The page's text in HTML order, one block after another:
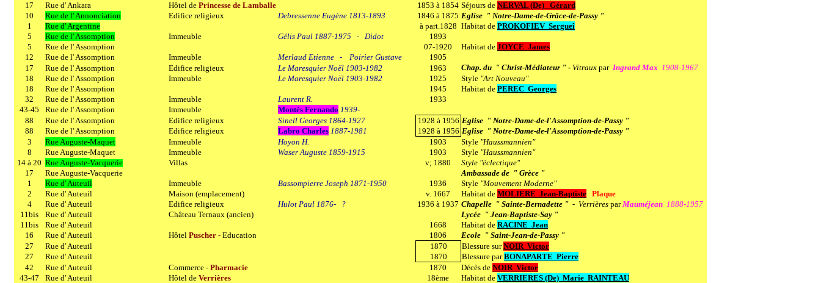
17
Rue d' Ankara Hôtel de Princesse de Lamballe 1853 à 1854 Séjours de NERVAL (De) Gérard
10
Rue de l' Annonciation Edifice religieux Debressenne Eugène 1813-1893 1846 à 1875 Eglise " Notre-Dame-de-Grâce-de-Passy "
1
Rue d' Argentine à part.1828 Habitat de PROKOFIEV Sergueî
5
Rue de l' Assomption Immeuble Gélis Paul 1887-1975 - Didot
1893
5
Rue de l' Assomption 07-1920 Habitat de JOYCE James
12
Rue de l' Assomption Immeuble Merlaud Etienne - Poirier Gustave
1905
17
Rue de l' Assomption Edifice religieux Le Maresquier Noël 1903-1982 1963 Chap. du " Christ-Médiateur " - Vitraux par Ingrand Max 1908-1967
18
Rue de l' Assomption Immeuble Le Maresquier Noël 1903-1982 1925 Style "Art Nouveau"
18
Rue de l' Assomption 1945 Habitat de PEREC Georges
32
Rue de l' Assomption Immeuble Laurent R.
1933
43-45
Rue de l' Assomption Immeuble Montès Fernando 1939-
88
Rue de l' Assomption Edifice religieux Sinell Georges 1864-1927 1928 à 1956 Eglise " Notre-Dame-de-l'Assomption-de-Passy "
88
Rue de l' Assomption Edifice religieux Labro Charles 1887-1981 1928 à 1956 Eglise " Notre-Dame-de-l'Assomption-de-Passy "
3
Rue Auguste-Maquet Immeuble Hoyon H. 1903 Style "Haussmannien"
8
Rue Auguste-Maquet Immeuble Waser Auguste 1859-1915 1903 Style "Haussmannien"
14 à 20 Rue Auguste-Vacquerie Villas v; 1880
Style "éclectique"
17
Rue Auguste-Vacquerie
Ambassade de " Grèce "
1
Rue d' Auteuil Immeuble Bassompierre Joseph 1871-1950 1936 Style "Mouvement Moderne"
2
Rue d' Auteuil Maison (emplacement) v. 1667 Habitat de MOLIERE Jean-Baptiste Plaque
4
Rue d' Auteuil Edifice religieux Hulot Paul 1876- ? 1936 à 1937 Chapelle " Sainte-Bernadette " - Verrières parMauméjean 1888-1957
11bis
Rue d' Auteuil Château Ternaux (ancien)
Lycée " Jean-Baptiste-Say "
11bis
Rue d' Auteuil 1668 Habitat de RACINE Jean
16
Rue d' Auteuil Hôtel Puscher - Education 1806
Ecole " Saint-Jean-de-Passy "
27
Rue d' Auteuil 1870 Blessure surNOIR Victor
27
Rue d' Auteuil 1870 Blessure parBONAPARTE Pierre
42
Rue d' Auteuil Commerce - Pharmacie 1870 Décès de NOIR Victor
43-47
Rue d' Auteuil Hôtel de Verrières 18ème Habitat de VERRIERES (De) Marie RAINTEAU